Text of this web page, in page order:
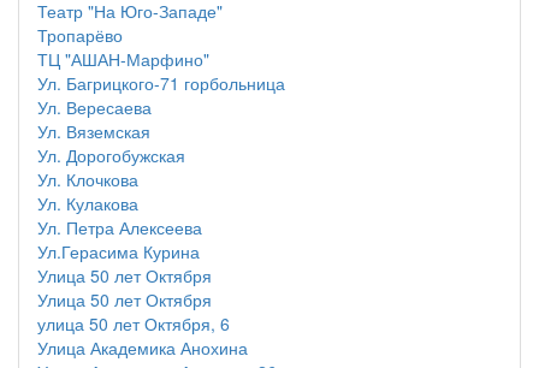
Театр "На Юго-Западе"
Тропарёво
ТЦ "АШАН-Марфино"
Ул. Багрицкого-71 горбольница
Ул. Вересаева
Ул. Вяземская
Ул. Дорогобужская
Ул. Клочкова
Ул. Кулакова
Ул. Петра Алексеева
Ул.Герасима Курина
Улица 50 лет Октября
Улица 50 лет Октября
улица 50 лет Октября, 6
Улица Академика Анохина